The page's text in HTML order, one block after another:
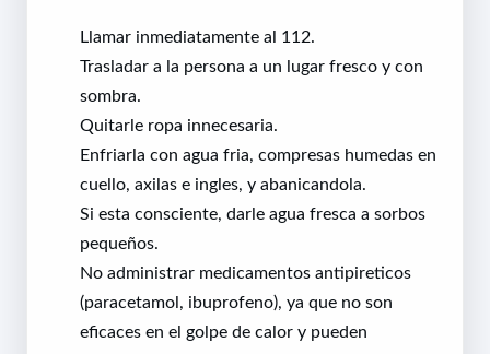
Llamar inmediatamente al 112.
Trasladar a la persona a un lugar fresco y con
sombra.
Quitarle ropa innecesaria.
Enfriarla con agua fria, compresas humedas en
cuello, axilas e ingles, y abanicandola.
Si esta consciente, darle agua fresca a sorbos
pequeños.
No administrar medicamentos antipireticos
(paracetamol, ibuprofeno), ya que no son
eficaces en el golpe de calor y pueden